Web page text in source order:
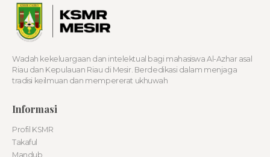
Wadah kekeluargaan dan intelektual bagi mahasiswa Al-Azhar asal
Riau dan Kepulauan Riau di Mesir. Berdedikasi dalam menjaga
tradisi keilmuan dan mempererat ukhuwah
Informasi
Profil KSMR
Takaful
Mandub